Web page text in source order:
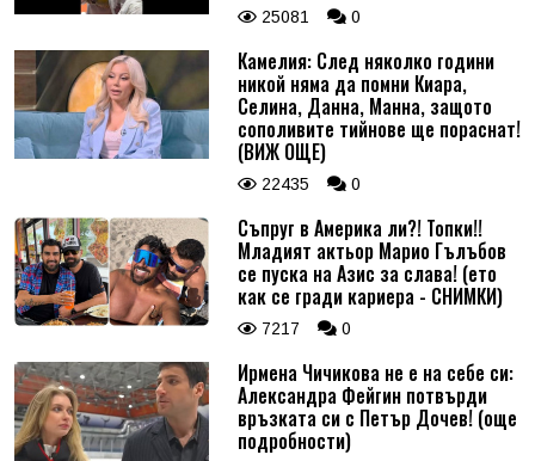
25081 0
Камелия: След няколко години
никой няма да помни Киара,
Селина, Данна, Манна, защото
сополивите тийнове ще пораснат!
(ВИЖ ОЩЕ)
22435 0
Съпруг в Америка ли?! Топки!!
Младият актьор Марио Гълъбов
се пуска на Азис за слава! (ето
как се гради кариера - СНИМКИ)
7217 0
Ирмена Чичикова не е на себе си:
Александра Фейгин потвърди
връзката си с Петър Дочев! (още
подробности)